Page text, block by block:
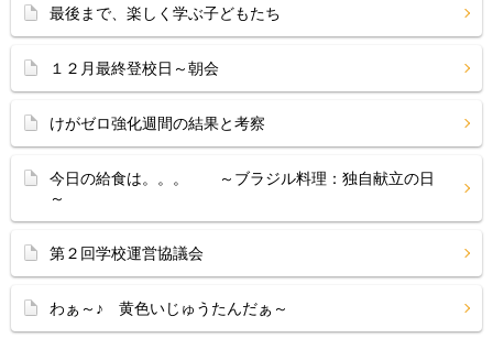
最後まで、楽しく学ぶ子どもたち
１２月最終登校日～朝会
けがゼロ強化週間の結果と考察
今日の給食は。。。 ～ブラジル料理：独自献立の日
～
第２回学校運営協議会
わぁ～♪ 黄色いじゅうたんだぁ～